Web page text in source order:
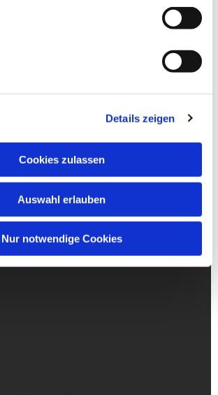
Details zeigen
Cookies zulassen
Auswahl erlauben
Nur notwendige Cookies
& Angebote
St. Andreas